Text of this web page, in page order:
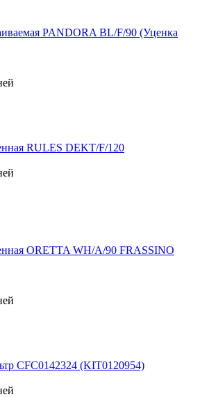
PANDORA BL/F/90 (Уценка
RULES DEKT/F/120
ORETTA WH/A/90 FRASSINO
CFC0142324 (KIT0120954)